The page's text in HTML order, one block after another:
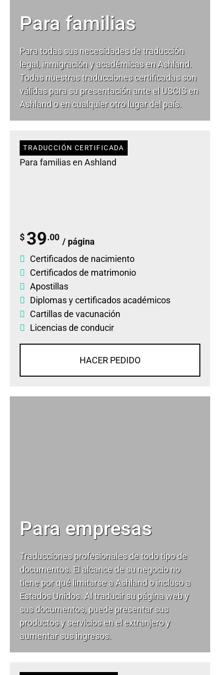
Para familias
Para todas sus necesidades detraducción
legal, inmigración y académicas en Ashland.
Todas nuestras traducciones certificadas son
válidas para su presentación ante el USCIS en
Ashland o en cualquier otro lugar del país.
TRADUCCIÓN CERTIFICADA
Para familias en Ashland
$ 39.00 / página
Certificados de nacimiento
Certificados de matrimonio
Apostillas
Diplomasycertificados académicos
Cartillas de vacunación
Licencias de conducir
HACER PEDIDO
Para empresas
Traducciones profesionales de todo tipo de
documentos. El alcance de su negocio no
tiene por qué limitarse a Ashland o incluso a
Estados Unidos. Al traducir su página web y
sus documentos, puede presentar sus
productos y servicios en el extranjero y
aumentar sus ingresos.